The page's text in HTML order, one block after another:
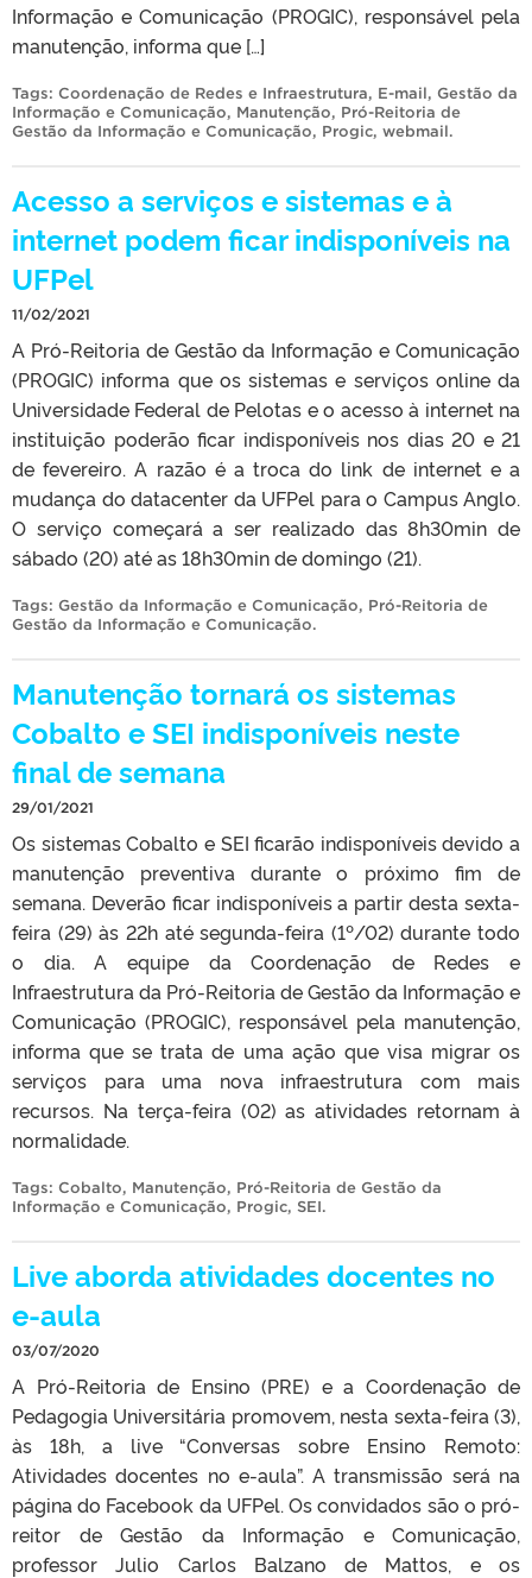
Informação e Comunicação (PROGIC), responsável pela
manutenção, informa que […]
Tags: Coordenação de Redes e Infraestrutura, E-mail, Gestão da
Informação e Comunicação, Manutenção, Pró-Reitoria de
Gestão da Informação e Comunicação, Progic, webmail.
Acesso a serviços e sistemas e à
internet podem ficar indisponíveis na
UFPel
11/02/2021
A Pró-Reitoria de Gestão da Informação e Comunicação
(PROGIC) informa que os sistemas e serviços online da
Universidade Federal de Pelotas e o acesso à internet na
instituição poderão ficar indisponíveis nos dias 20 e 21
de fevereiro. A razão é a troca do link de internet e a
mudança do datacenter da UFPel para o Campus Anglo.
O serviço começará a ser realizado das 8h30min de
sábado (20) até as 18h30min de domingo (21).
Tags: Gestão da Informação e Comunicação, Pró-Reitoria de
Gestão da Informação e Comunicação.
Manutenção tornará os sistemas
Cobalto e SEI indisponíveis neste
final de semana
29/01/2021
Os sistemas Cobalto e SEI ficarão indisponíveis devido a
manutenção preventiva durante o próximo fim de
semana. Deverão ficar indisponíveis a partir desta sexta-
feira (29) às 22h até segunda-feira (1º/02) durante todo
o dia. A equipe da Coordenação de Redes e
Infraestrutura da Pró-Reitoria de Gestão da Informação e
Comunicação (PROGIC), responsável pela manutenção,
informa que se trata de uma ação que visa migrar os
serviços para uma nova infraestrutura com mais
recursos. Na terça-feira (02) as atividades retornam à
normalidade.
Tags: Cobalto, Manutenção, Pró-Reitoria de Gestão da
Informação e Comunicação, Progic, SEI.
Live aborda atividades docentes no
e-aula
03/07/2020
A Pró-Reitoria de Ensino (PRE) e a Coordenação de
Pedagogia Universitária promovem, nesta sexta-feira (3),
às 18h, a live “Conversas sobre Ensino Remoto:
Atividades docentes no e-aula”. A transmissão será na
página do Facebook da UFPel. Os convidados são o pró-
reitor de Gestão da Informação e Comunicação,
professor Julio Carlos Balzano de Mattos, e os